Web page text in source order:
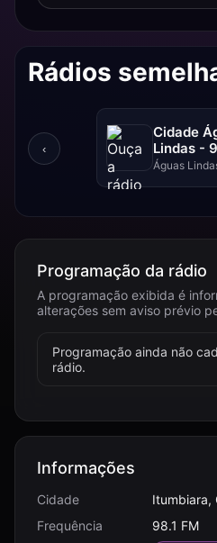
Rádios
‹
Cidade
Lindas -
FM
Águas
Programação da rádio
A programação exibida é
alterações sem aviso prévio
Programação ainda não
rádio.
Informações
Cidade
Itumbiara,
Frequência
98.1 FM